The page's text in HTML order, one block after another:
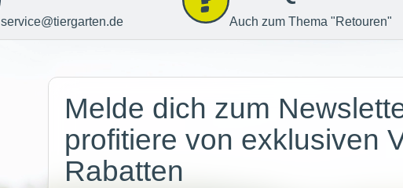
service@tiergarten.de Auch zum Thema "Retouren"
Melde dich zum
profitiere von exklusiven
Rabatten